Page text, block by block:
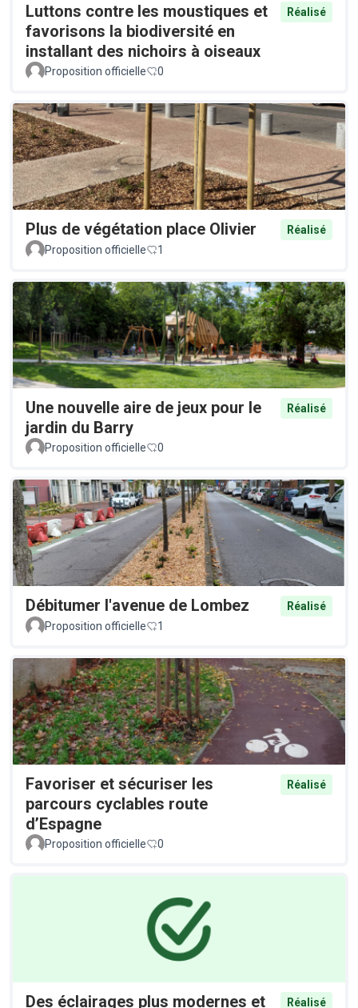
Luttons contre les moustiques et
favorisons la biodiversité en
installant des nichoirs à oiseaux
Réalisé
Proposition officielle 0
Plus de végétation place Olivier
Réalisé
Proposition officielle
1
Une nouvelle aire de jeux pour le
jardin du Barry
Réalisé
Proposition officielle 0
Débitumer l'avenue de Lombez
Réalisé
Proposition officielle
1
Favoriser et sécuriser les
parcours cyclables route
d’Espagne
Réalisé
Proposition officielle 0
Des éclairages plus modernes et Réalisé